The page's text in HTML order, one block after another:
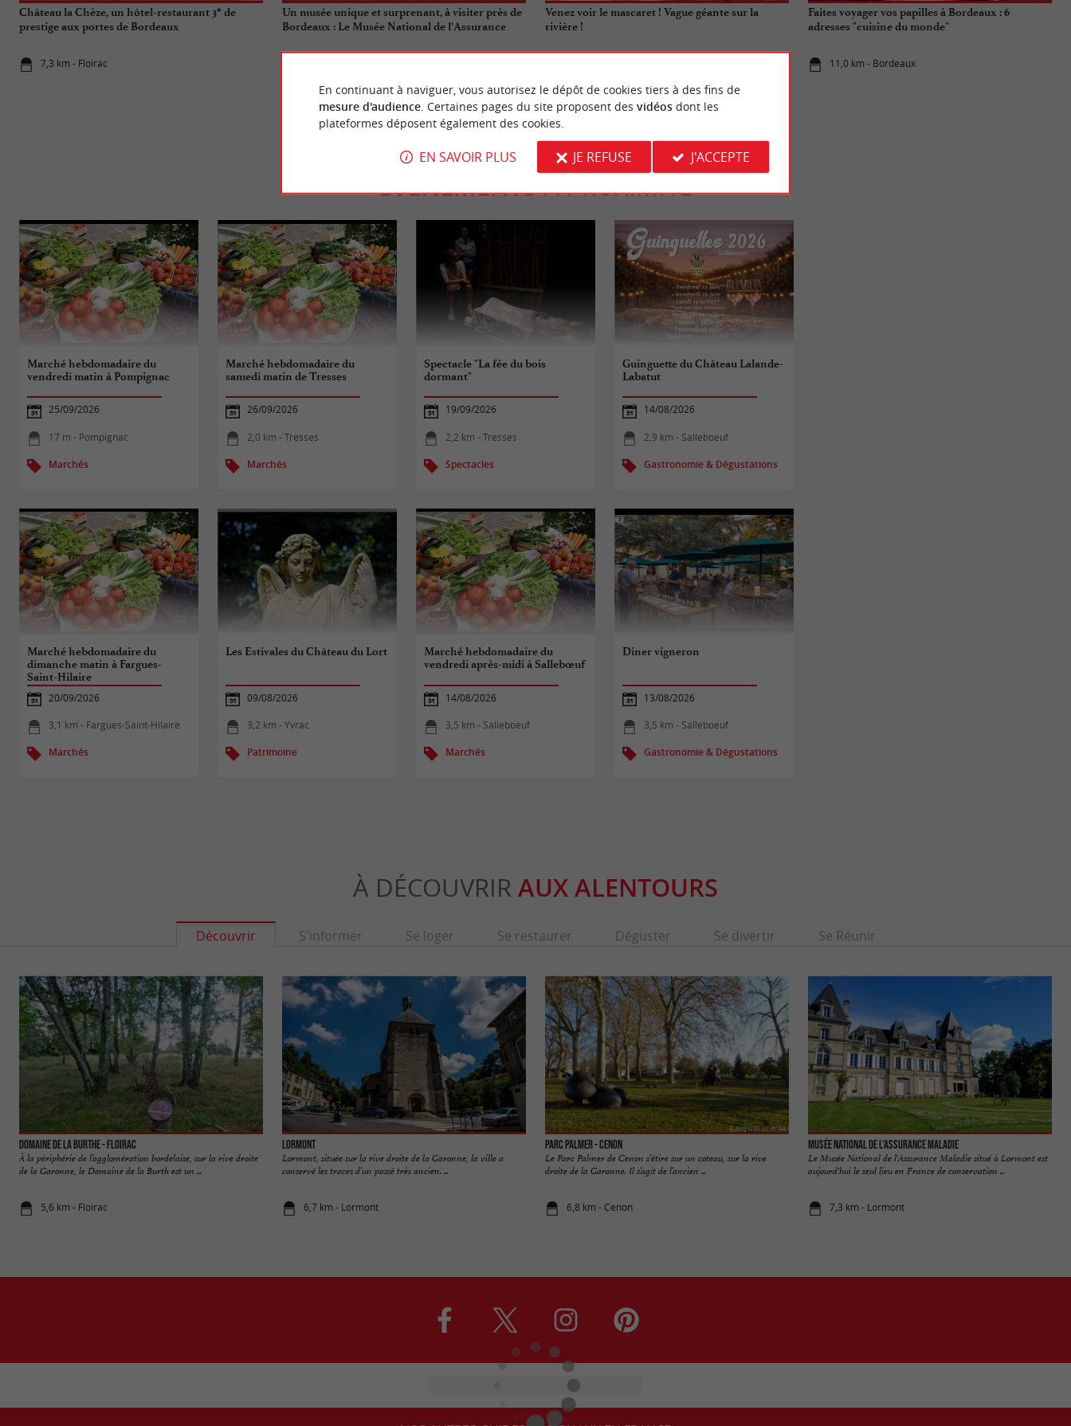
Château la Chèze, un hôtel-restaurant 3* de
prestige aux portes de Bordeaux
7,3 km - Floirac
Un musée unique et surprenant, à visiter près de
Bordeaux : Le Musée National de l’Assurance
Venez voir le mascaret ! Vague géante sur la
rivière !
Faites voyager vos papilles à Bordeaux : 6
adresses "cuisine du monde"
11,0 km - Bordeaux
ÉVÈNEMENTSÀ PROXIMITÉ
Marché hebdomadaire du
vendredi matin à Pompignac
25/09/2026
17 m - Pompignac
Marchés
Marché hebdomadaire du
samedi matin de Tresses
26/09/2026
2,0 km - Tresses
Marchés
Spectacle "La fée du bois
dormant"
19/09/2026
2,2 km - Tresses
Spectacles
Guinguette du Château Lalande-
Labatut
14/08/2026
2,9 km - Salleboeuf
Gastronomie & Dégustations
Marché hebdomadaire du
dimanche matin à Fargues-
Saint-Hilaire
20/09/2026
3,1 km - Fargues-Saint-Hilaire
Marchés
Les Estivales du Château du Lort
09/08/2026
3,2 km - Yvrac
Patrimoine
Marché hebdomadaire du
vendredi après-midi à Sallebœuf
14/08/2026
3,5 km - Salleboeuf
Marchés
Diner vigneron
13/08/2026
3,5 km - Salleboeuf
Gastronomie & Dégustations
À DÉCOUVRIR AUX ALENTOURS
Découvrir S'informer Se loger Se restaurer Déguster Se divertir Se Réunir
Domaine de la Burthe - Floirac
À la périphérie de l’agglomération bordelaise, sur la rive droite
de la Garonne, le Domaine de la Burth est un ...
5,6 km - Floirac
Lormont
Lormont, située sur la rive droite de la Garonne, la ville a
conservé les traces d’un passé très ancien. ...
6,7 km - Lormont
Parc Palmer - Cenon
Le Parc Palmer de Cenon s’étire sur un coteau, sur la rive
droite de la Garonne. Il s’agit de l’ancien ...
6,8 km - Cenon
Musée National de l'Assurance Maladie
Le Musée National de l'Assurance Maladie situé à Lormont est
aujourd'hui le seul lieu en France de conservation ...
7,3 km - Lormont
En continuant à naviguer, vous autorisez le dépôt de cookies tiers à des fins de
mesure d'audience. Certaines pages du site proposent des vidéosdont les
plateformes déposent également des cookies.
EN SAVOIR PLUS JE REFUSE J'ACCEPTE